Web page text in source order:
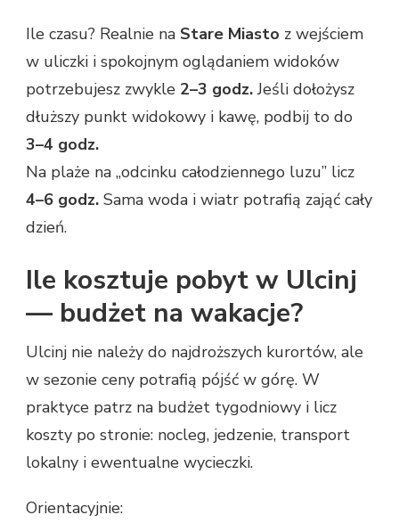
Ile czasu? Realnie na Stare Miasto z wejściem
w uliczki i spokojnym oglądaniem widoków
potrzebujesz zwykle 2–3 godz.Jeśli dołożysz
dłuższy punkt widokowy i kawę, podbij to do
3–4 godz.
Na plaże na „odcinku całodziennego luzu” licz
4–6 godz. Sama woda i wiatr potrafią zająć cały
dzień.
Ile kosztuje pobyt w Ulcinj
— budżet na wakacje?
Ulcinj nie należy do najdroższych kurortów, ale
w sezonie ceny potrafią pójść w górę. W
praktyce patrz na budżet tygodniowy i licz
koszty po stronie: nocleg, jedzenie, transport
lokalny i ewentualne wycieczki.
Orientacyjnie: